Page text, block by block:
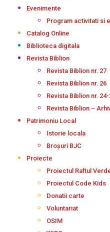
Evenimente
Program activitati si
Catalog Online
Biblioteca digitala
Revista Biblion
Revista Biblion nr. 27
Revista Biblion nr. 26
Revista Biblion nr.
Revista Biblion –
Patrimoniu Local
Istorie locala
Broșuri BJC
Proiecte
Proiectul Raftul
Proiectul Code Kids
Donatii carte
Voluntariat
OSIM